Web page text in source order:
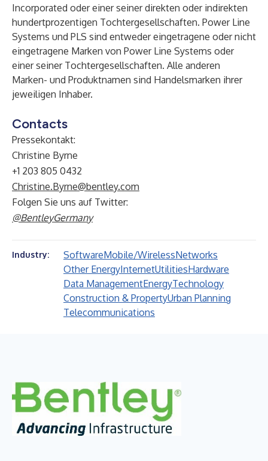
Incorporated oder einer seiner direkten oder indirekten
hundertprozentigen Tochtergesellschaften. Power Line
Systems und PLS sind entweder eingetragene oder nicht
eingetragene Marken von Power Line Systems oder
einer seiner Tochtergesellschaften. Alle anderen
Marken- und Produktnamen sind Handelsmarken ihrer
jeweiligen Inhaber.
Contacts
Pressekontakt:
Christine Byrne
+1 203 805 0432
Christine.Byrne@bentley.com
Folgen Sie uns auf Twitter:
@BentleyGermany
Industry: SoftwareMobile/WirelessNetworks
Other EnergyInternetUtilitiesHardware
Data ManagementEnergyTechnology
Construction & PropertyUrban Planning
Telecommunications